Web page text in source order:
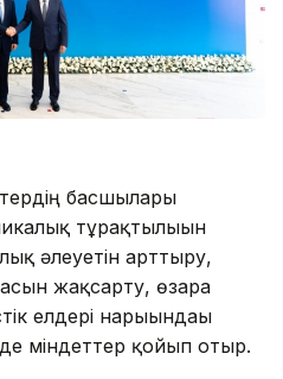
басшылары
тұрақтылығын
әлеуетін арттыру,
жақсарту, өзара
елдері нарығындағы
міндеттер қойып отыр.